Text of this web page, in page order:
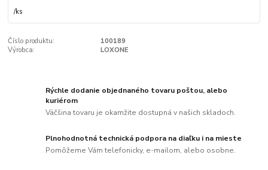
/ks
Číslo produktu:
100189
Výrobca:
LOXONE
Rýchle dodanie objednaného tovaru poštou, alebo
kuriérom
Väčšina tovaru je okamžite dostupná v našich skladoch.
Plnohodnotná technická podpora na diaľku i na mieste
Pomôžeme Vám telefonicky, e-mailom, alebo osobne.